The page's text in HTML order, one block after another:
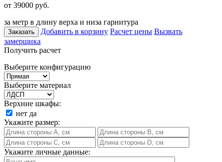
от 39000 руб.
за метр в длину верха и низа гарнитура
Заказать Добавить в корзину Расчет цены Вызвать
замерщика
Получить расчет
Выберите конфигурацию
Выберите материал
Верхние шкафы:
нет да
Укажите размер:
Укажите личные данные: